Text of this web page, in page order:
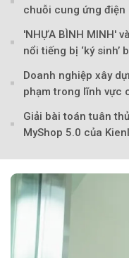
chuỗi cung ứng
'NHỰA BÌNH MINH'
nổi tiếng bị ‘ký sinh’
Doanh nghiệp xây
phạm trong lĩnh vực
Giải bài toán tuân
MyShop 5.0 của